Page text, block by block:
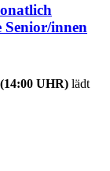
innen
(14:00 UHR) lädt